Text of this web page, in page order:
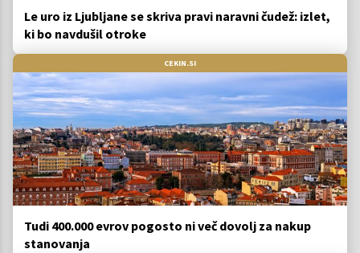
Le uro iz Ljubljane se skriva pravi naravni čudež: izlet,
ki bo navdušil otroke
CEKIN.SI
Tudi 400.000 evrov pogosto ni več dovolj za nakup
stanovanja